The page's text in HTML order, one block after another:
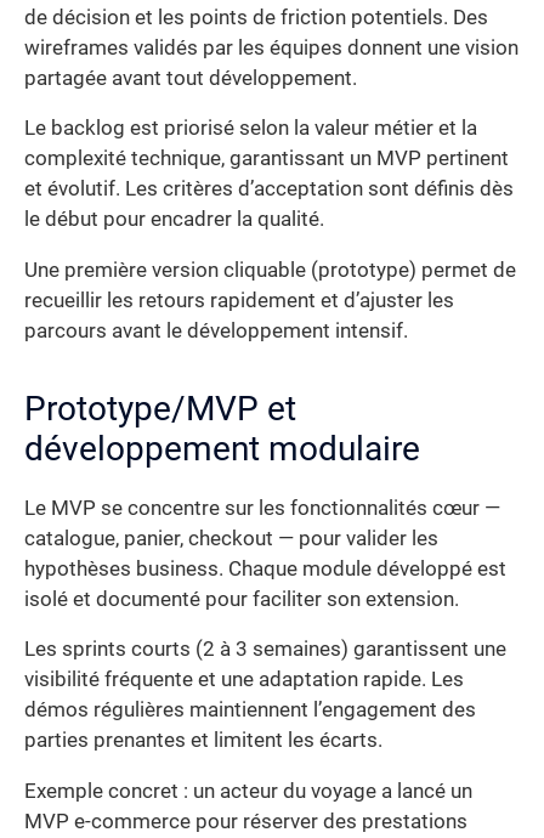
de décision et les points de friction potentiels. Des
wireframes validés par les équipes donnent une vision
partagée avant tout développement.
Le backlog est priorisé selon la valeur métier et la
complexité technique, garantissant un MVP pertinent
et évolutif. Les critères d’acceptation sont définis dès
le début pour encadrer la qualité.
Une première version cliquable (prototype) permet de
recueillir les retours rapidement et d’ajuster les
parcours avant le développement intensif.
Prototype/MVP et
développement modulaire
Le MVP se concentre sur les fonctionnalités cœur —
catalogue, panier, checkout — pour valider les
hypothèses business. Chaque module développé est
isolé et documenté pour faciliter son extension.
Les sprints courts (2 à 3 semaines) garantissent une
visibilité fréquente et une adaptation rapide. Les
démos régulières maintiennent l’engagement des
parties prenantes et limitent les écarts.
Exemple concret : un acteur du voyage a lancé un
MVP e-commerce pour réserver des prestations